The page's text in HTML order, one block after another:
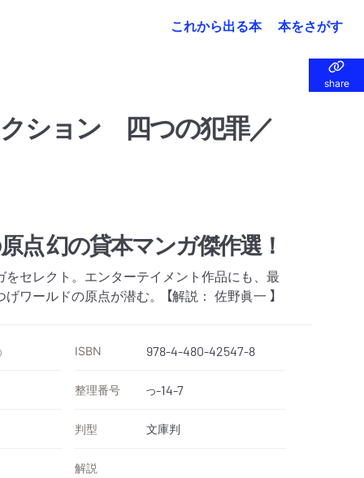
これから出る本 本をさがす
share
share
ション 四つの犯罪／
点 幻の貸本マンガ傑作選！
セレクト。エンターテイメント作品にも、最
ワールドの原点が潜む。 【解説： 佐野眞一 】
ISBN 978-4-480-42547-8
整理番号 つ-14-7
判型 文庫判
解説